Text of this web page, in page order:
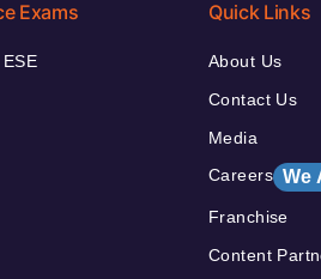
Exams Quick Links
About Us
Contact Us
Media
Careers We
Franchise
Content